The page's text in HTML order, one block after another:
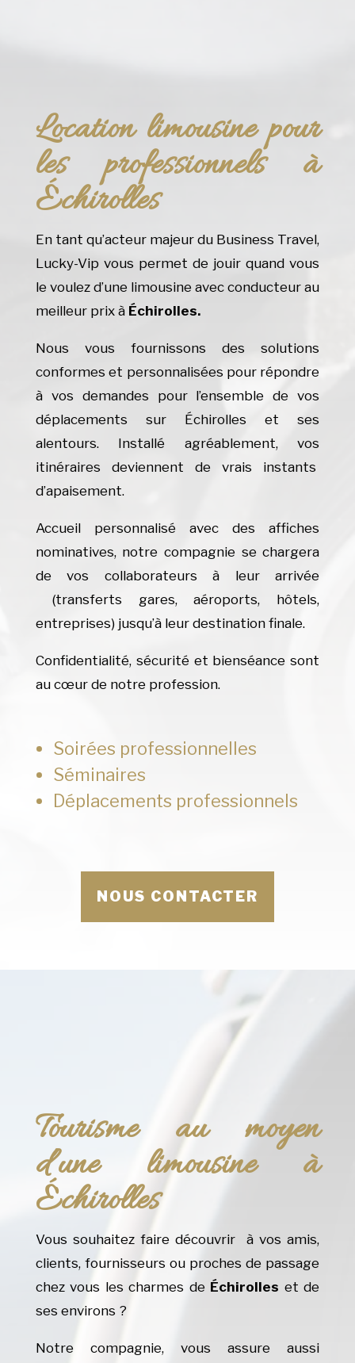
Location limousine pour
les professionnels à
Échirolles
En tant qu’acteur majeur du Business Travel,
Lucky-Vip vous permet de jouir quand vous
le voulez d’une limousine avec conducteur au
meilleur prix à Échirolles.
Nous vous fournissons des solutions
conformes et personnalisées pour répondre
à vos demandes pour l’ensemble de vos
déplacements sur Échirolles et ses
alentours. Installé agréablement, vos
itinéraires deviennent de vrais instants
d’apaisement.
Accueil personnalisé avec des affiches
nominatives, notre compagnie se chargera
de vos collaborateurs à leur arrivée
(transferts gares, aéroports, hôtels,
entreprises) jusqu’à leur destination finale.
Confidentialité, sécurité et bienséance sont
au cœur de notre profession.
Soirées professionnelles
Séminaires
Déplacements professionnels
NOUS CONTACTER
Tourisme au moyen
d’une limousine à
Échirolles
Vous souhaitez faire découvrir à vos amis,
clients, fournisseurs ou proches de passage
chez vous les charmes de Échirolles et de
ses environs ?
Notre compagnie, vous assure aussi